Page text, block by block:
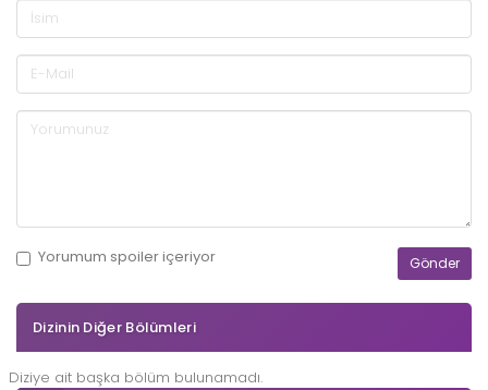
Yorumum spoileriçeriyor
Dizinin Diğer Bölümleri
Diziye ait başka bölüm bulunamadı.